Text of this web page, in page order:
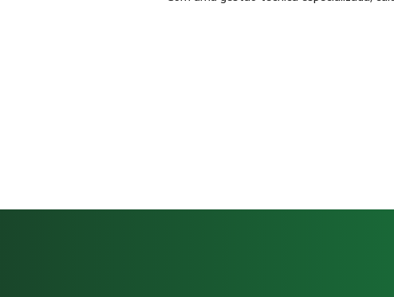
Como funciona Gestão de SST